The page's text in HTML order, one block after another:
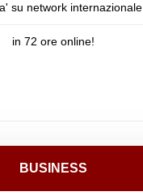
su network internazionale
in 72 ore online!
BUSINESS